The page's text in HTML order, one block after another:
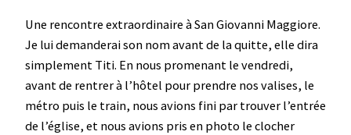
Une rencontre extraordinaire à San Giovanni Maggiore.
Je lui demanderai son nom avant de la quitte, elle dira
simplement Titi. En nous promenant le vendredi,
avant de rentrer à l’hôtel pour prendre nos valises, le
métro puis le train, nous avions fini par trouver l’entrée
de l’église, et nous avions pris en photo le clocher